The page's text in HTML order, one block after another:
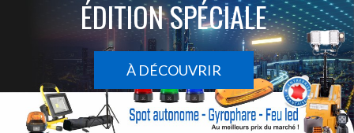
ÉDITION SPÉCIALE
À DÉCOUVRIR